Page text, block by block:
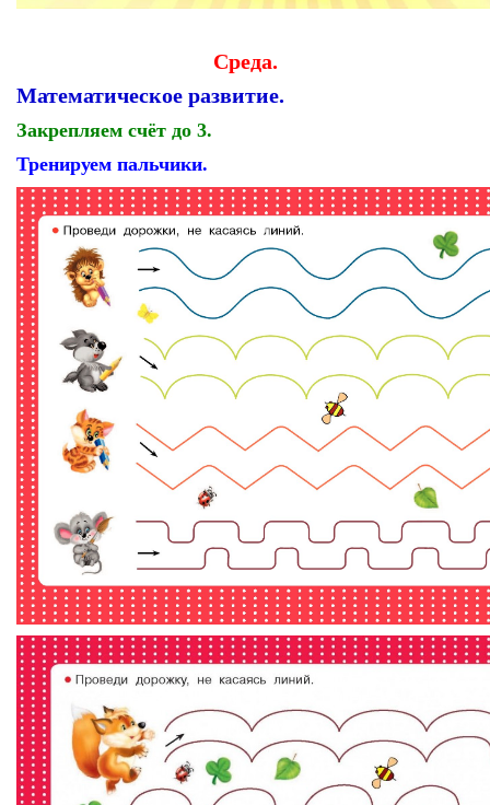
Среда.
Математическое развитие.
Закрепляем счёт до 3.
Тренируем пальчики.